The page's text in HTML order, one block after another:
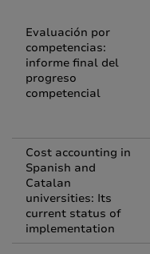
Evaluación por
competencias:
informe final del
progreso
competencial
Cost accounting in
Spanish and
Catalan
universities: Its
current status of
implementation